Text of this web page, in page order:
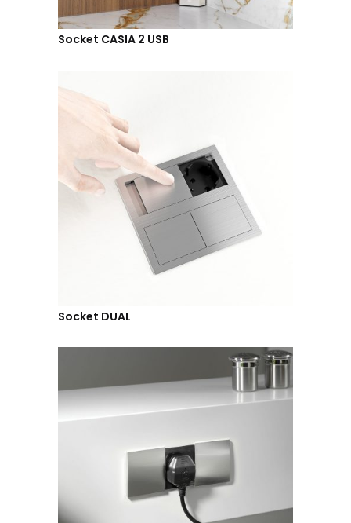
Socket CASIA 2 USB
Socket DUAL